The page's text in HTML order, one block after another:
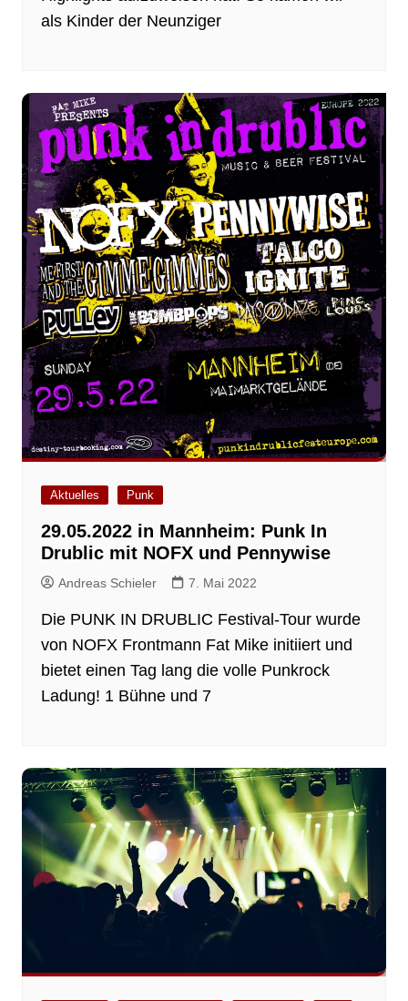
als Kinder der Neunziger
Aktuelles Punk
29.05.2022 in Mannheim: Punk In
Drublic mit NOFX und Pennywise
Andreas Schieler 7. Mai 2022
Die PUNK IN DRUBLIC Festival-Tour wurde
von NOFX Frontmann Fat Mike initiiert und
bietet einen Tag lang die volle Punkrock
Ladung! 1 Bühne und 7